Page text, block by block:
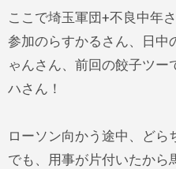
ここで埼玉軍団+不良中年
参加のらすかるさん、日中
ゃんさん、前回の餃子ツー
ハさん！
ローソン向かう途中、どら
でも、用事が片付いたから